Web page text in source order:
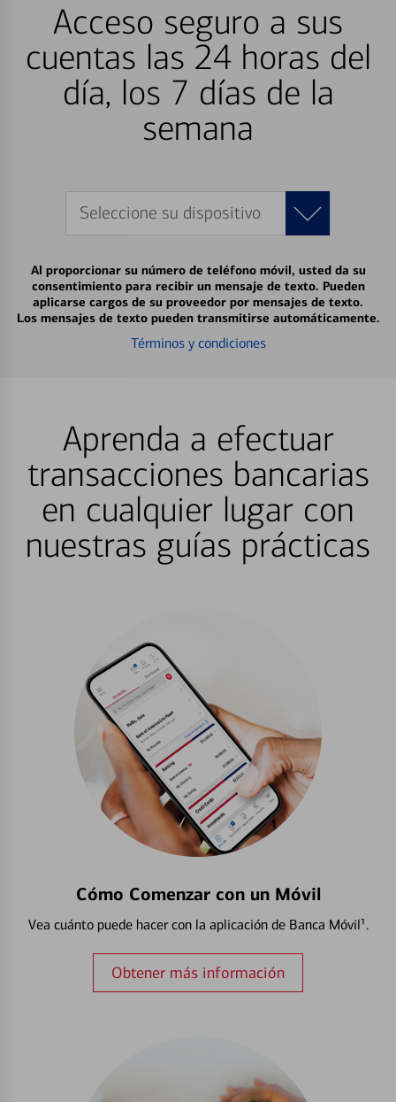
Acceso seguro a sus
cuentas las 24 horas del
día, los 7 días de la
semana
Seleccione su dispositivo
Al proporcionar su número de teléfono móvil, usted da su
consentimiento para recibir un mensaje de texto. Pueden
aplicarse cargos de su proveedor por mensajes de texto.
Los mensajes de texto pueden transmitirse automáticamente.
Términos y condiciones
Aprenda a efectuar
transacciones bancarias
en cualquier lugar con
nuestras guías prácticas
Cómo Comenzar con un Móvil
Vea cuánto puede hacer con la aplicación de Banca Móvil¹.
Obtener más información